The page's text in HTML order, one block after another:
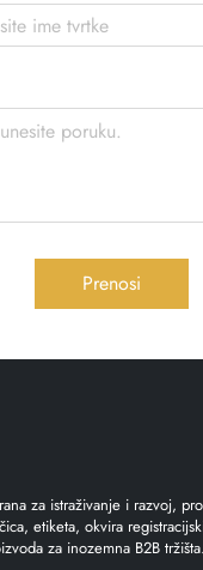
Prenosi
za istraživanje i razvoj,
etiketa, okvira
za inozemna B2B tržišta.